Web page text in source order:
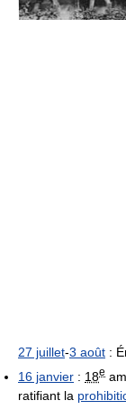
27 juillet-3 août :
16 janvier : 18e
ratifiant la